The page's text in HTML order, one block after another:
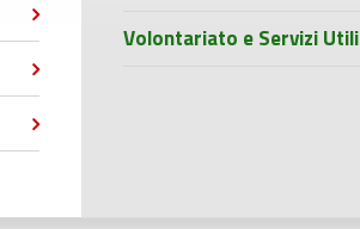
Volontariato e Servizi Utili